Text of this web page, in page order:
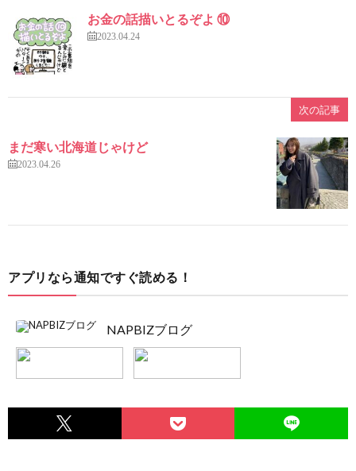
お金の話描いとるぞよ ⑩
2023.04.24
次の記事
まだ寒い北海道じゃけど
2023.04.26
アプリなら通知ですぐ読める！
NAPBIZブログ